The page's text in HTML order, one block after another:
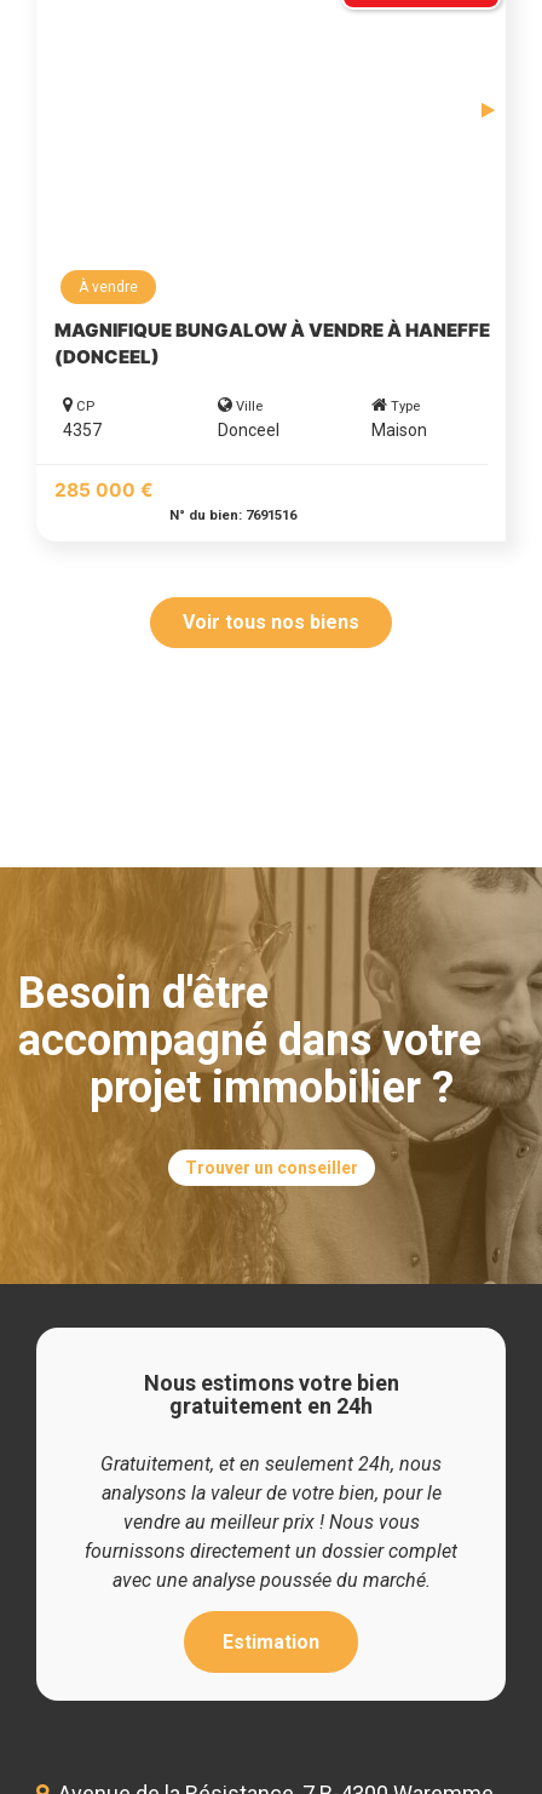
À vendre
MAGNIFIQUE BUNGALOW À VENDRE À HANEFFE
(DONCEEL)
CP
4357
Ville
Donceel
Type
Maison
285 000 €
N° du bien: 7691516
Voir tous nos biens
Besoin d'être
accompagné dans votre
projet immobilier ?
Trouver un conseiller
Nous estimons votre bien
gratuitement en 24h
Gratuitement, et en seulement 24h, nous
analysons la valeur de votre bien, pour le
vendre au meilleur prix ! Nous vous
fournissons directement un dossier complet
avec une analyse poussée du marché.
Estimation